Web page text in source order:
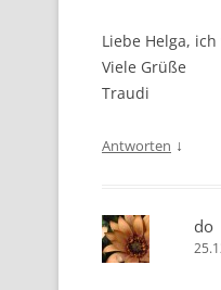
Liebe Helga,
Viele Grüße
Traudi
Antworten ↓
do